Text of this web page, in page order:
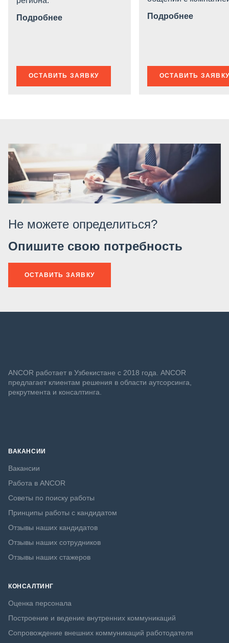
Подробнее
ОСТАВИТЬ ЗАЯВКУ
Подробнее
ОСТАВИТЬ ЗАЯВКУ
Не можете определиться?
Опишите свою потребность
ОСТАВИТЬ ЗАЯВКУ
ANСOR работает в Узбекистане с 2018 года. ANCOR
предлагает клиентам решения в области аутсорсинга,
рекрутмента и консалтинга.
ВАКАНСИИ
Вакансии
Работа в ANCOR
Советы по поиску работы
Принципы работы с кандидатом
Отзывы наших кандидатов
Отзывы наших сотрудников
Отзывы наших стажеров
КОНСАЛТИНГ
Оценка персонала
Построение и ведение внутренних коммуникаций
Сопровождение внешних коммуникаций работодателя